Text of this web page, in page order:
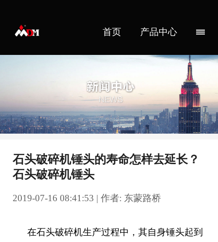
首页 产品中心
石头破碎机锤头的寿命怎样去延长？
石头破碎机锤头
2019-07-16 08:41:53 | 作者: 东蒙路桥
在石头破碎机生产过程中，其自身锤头起到